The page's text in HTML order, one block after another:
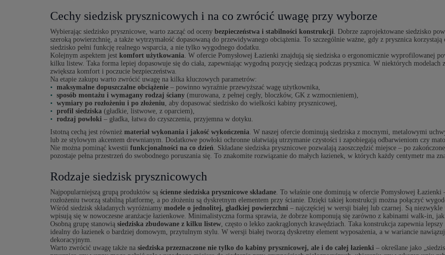
Cechy siedzisk prysznicowych i na co zwrócić uwagę przy wyborze
Wybierając siedzisko prysznicowe, warto zacząć od oceny bezpieczeństwa i stabilności konstrukcji. Dobrze zaprojektowane siedzisko
szeroką powierzchnię, a także wytrzymałość dopasowaną do przewidywanego obciążenia. To szczególnie ważne, gdy z prysznica
siedzisko pełni funkcję realnego wsparcia, a nie tylko wygodnego dodatku.
Kolejnym aspektem jest komfort użytkowania. W ofercie Pomysłowej Łazienki znajdują się siedziska o ergonomicznie wyprofilowanej
kilku listew. Taka forma lepiej dopasowuje się do ciała, zapewniając wygodną pozycję siedzącą podczas prysznica. W niektórych modelach
zwiększa komfort i poczucie bezpieczeństwa.
Na etapie zakupu warto zwrócić uwagę na kilka kluczowych parametrów:
maksymalne dopuszczalne obciążenie– powinno wyraźnie przewyższać wagę użytkownika,
sposób montażu i wymagany rodzaj ściany(murowana, z pełnej cegły, bloczków, GK z wzmocnieniem),
wymiary po rozłożeniu i po złożeniu, aby dopasować siedzisko do wielkości kabiny prysznicowej,
profil siedziska(gładkie, listwowe, z oparciem),
rodzaj powłoki– gładka, łatwa do czyszczenia, przyjemna w dotyku.
Istotną cechą jest również materiał wykonania i jakość wykończenia. W naszej ofercie dominują siedziska z mocnymi, metalowymi
lub ze stylowym akcentem drewnianym. Dodatkowe powłoki ochronne ułatwiają utrzymanie czystości i zapobiegają odbarwieniom czy
Nie można pominąć kwestii funkcjonalności na co dzień. Składane siedziska prysznicowe pozwalają zaoszczędzić miejsce – po
pozostaje pełna przestrzeń do swobodnego poruszania się. To znakomite rozwiązanie do małych łazienek, w których każdy centymetr ma
Rodzaje siedzisk prysznicowych
Najpopularniejszą grupą produktów są ścienne siedziska prysznicowe składane. To właśnie one dominują w ofercie Pomysłowej
rozłożeniu tworzą stabilną platformę, a po złożeniu są dyskretnym elementem przy ścianie. Dzięki takiej konstrukcji można połączyć
Wśród siedzisk składanych wyróżniamy modele o jednolitej, gładkiej powierzchni– najczęściej w wersji białej lub czarnej. Są
wpisują się w nowoczesne aranżacje łazienkowe. Minimalistyczna forma sprawia, że dobrze komponują się zarówno z kabinami walk-in,
Osobną grupę stanowią siedziska zbudowane z kilku listew, często o lekko zaokrąglonych krawędziach. Taka konstrukcja zapewnia
idealny do łazienek o bardziej domowym, przytulnym stylu. W wersji białej tworzą dyskretny element wyposażenia, a w wariancie
dekoracyjnym.
Warto zwrócić uwagę także na siedziska przeznaczone nie tylko do kabiny prysznicowej, ale i do całej łazienki– określane jako